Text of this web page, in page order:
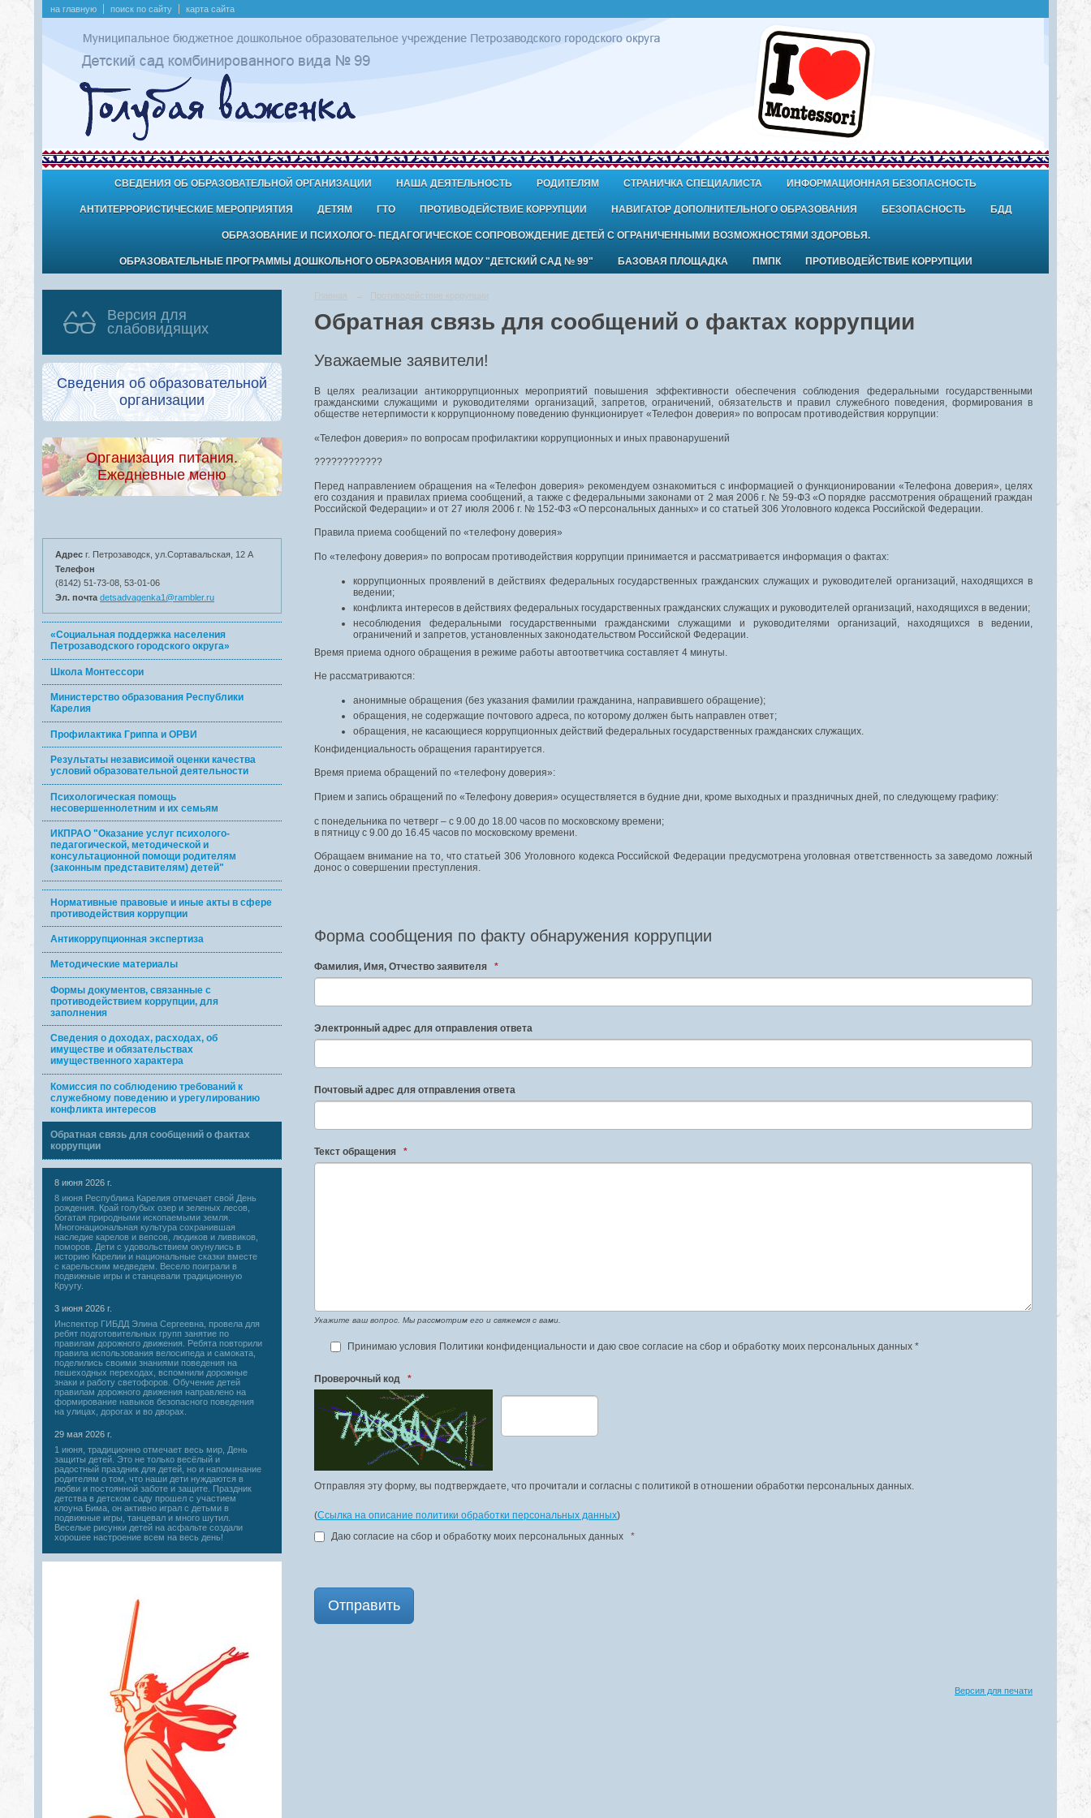
на главную поиск по сайту карта сайта
СВЕДЕНИЯ ОБ ОБРАЗОВАТЕЛЬНОЙ ОРГАНИЗАЦИИ НАША ДЕЯТЕЛЬНОСТЬ РОДИТЕЛЯМ СТРАНИЧКА СПЕЦИАЛИСТА ИНФОРМАЦИОННАЯ БЕЗОПАСНОСТЬ
АНТИТЕРРОРИСТИЧЕСКИЕ МЕРОПРИЯТИЯ ДЕТЯМ ГТО ПРОТИВОДЕЙСТВИЕ КОРРУПЦИИ НАВИГАТОР ДОПОЛНИТЕЛЬНОГО ОБРАЗОВАНИЯ БЕЗОПАСНОСТЬ БДД
ОБРАЗОВАНИЕ И ПСИХОЛОГО- ПЕДАГОГИЧЕСКОЕ СОПРОВОЖДЕНИЕ ДЕТЕЙ С ОГРАНИЧЕННЫМИ ВОЗМОЖНОСТЯМИ ЗДОРОВЬЯ.
ОБРАЗОВАТЕЛЬНЫЕ ПРОГРАММЫ ДОШКОЛЬНОГО ОБРАЗОВАНИЯ МДОУ "ДЕТСКИЙ САД № 99" БАЗОВАЯ ПЛОЩАДКА ПМПК ПРОТИВОДЕЙСТВИЕ КОРРУПЦИИ
Версия для
слабовидящих
Сведения об образовательной
организации
Организация питания.
Ежедневные меню
Адрес г. Петрозаводск, ул.Сортавальская, 12 А
Телефон
(8142) 51-73-08, 53-01-06
Эл. почта detsadvagenka1@rambler.ru
«Социальная поддержка населения
Петрозаводского городского округа»
Школа Монтессори
Министерство образования Республики
Карелия
Профилактика Гриппа и ОРВИ
Результаты независимой оценки качества
условий образовательной деятельности
Психологическая помощь
несовершеннолетним и их семьям
ИКПРАО "Оказание услуг психолого-
педагогической, методической и
консультационной помощи родителям
(законным представителям) детей"
Нормативные правовые и иные акты в сфере
противодействия коррупции
Антикоррупционная экспертиза
Методические материалы
Формы документов, связанные с
противодействием коррупции, для
заполнения
Сведения о доходах, расходах, об
имуществе и обязательствах
имущественного характера
Комиссия по соблюдению требований к
служебному поведению и урегулированию
конфликта интересов
Обратная связь для сообщений о фактах
коррупции
8 июня 2026 г.
8 июня Республика Карелия отмечает свой День
рождения. Край голубых озер и зеленых лесов,
богатая природными ископаемыми земля.
Многонациональная культура сохранившая
наследие карелов и вепсов, людиков и ливвиков,
поморов. Дети с удовольствием окунулись в
историю Карелии и национальные сказки вместе
с карельским медведем. Весело поиграли в
подвижные игры и станцевали традиционную
Круугу.
3 июня 2026 г.
Инспектор ГИБДД Элина Сергеевна, провела для
ребят подготовительных групп занятие по
правилам дорожного движения. Ребята повторили
правила использования велосипеда и самоката,
поделились своими знаниями поведения на
пешеходных переходах, вспомнили дорожные
знаки и работу светофоров. Обучение детей
правилам дорожного движения направлено на
формирование навыков безопасного поведения
на улицах, дорогах и во дворах.
29 мая 2026 г.
1 июня, традиционно отмечает весь мир, День
защиты детей. Это не только весёлый и
радостный праздник для детей, но и напоминание
родителям о том, что наши дети нуждаются в
любви и постоянной заботе и защите. Праздник
детства в детском саду прошел с участием
клоуна Бима, он активно играл с детьми в
подвижные игры, танцевал и много шутил.
Веселые рисунки детей на асфальте создали
хорошее настроение всем на весь день!
Главная → Противодействие коррупции
Обратная связь для сообщений о фактах коррупции
Уважаемые заявители!
В целях реализации антикоррупционных мероприятий повышения эффективности обеспечения соблюдения федеральными государственными
гражданскими служащими и руководителями организаций, запретов, ограничений, обязательств и правил служебного поведения, формирования в
обществе нетерпимости к коррупционному поведению функционирует «Телефон доверия» по вопросам противодействия коррупции:
«Телефон доверия» по вопросам профилактики коррупционных и иных правонарушений
????????????
Перед направлением обращения на «Телефон доверия» рекомендуем ознакомиться с информацией о функционировании «Телефона доверия», целях
его создания и правилах приема сообщений, а также с федеральными законами от 2 мая 2006 г. № 59-ФЗ «О порядке рассмотрения обращений граждан
Российской Федерации» и от 27 июля 2006 г. № 152-ФЗ «О персональных данных» и со статьей 306 Уголовного кодекса Российской Федерации.
Правила приема сообщений по «телефону доверия»
По «телефону доверия» по вопросам противодействия коррупции принимается и рассматривается информация о фактах:
коррупционных проявлений в действиях федеральных государственных гражданских служащих и руководителей организаций, находящихся в
ведении;
конфликта интересов в действиях федеральных государственных гражданских служащих и руководителей организаций, находящихся в ведении;
несоблюдения федеральными государственными гражданскими служащими и руководителями организаций, находящихся в ведении,
ограничений и запретов, установленных законодательством Российской Федерации.
Время приема одного обращения в режиме работы автоответчика составляет 4 минуты.
Не рассматриваются:
анонимные обращения (без указания фамилии гражданина, направившего обращение);
обращения, не содержащие почтового адреса, по которому должен быть направлен ответ;
обращения, не касающиеся коррупционных действий федеральных государственных гражданских служащих.
Конфиденциальность обращения гарантируется.
Время приема обращений по «телефону доверия»:
Прием и запись обращений по «Телефону доверия» осуществляется в будние дни, кроме выходных и праздничных дней, по следующему графику:
с понедельника по четверг – с 9.00 до 18.00 часов по московскому времени;
в пятницу с 9.00 до 16.45 часов по московскому времени.
Обращаем внимание на то, что статьей 306 Уголовного кодекса Российской Федерации предусмотрена уголовная ответственность за заведомо ложный
донос о совершении преступления.
Форма сообщения по факту обнаружения коррупции
Фамилия, Имя, Отчество заявителя *
Электронный адрес для отправления ответа
Почтовый адрес для отправления ответа
Текст обращения *
Укажите ваш вопрос. Мы рассмотрим его и свяжемся с вами.
Принимаю условия Политики конфиденциальности и даю свое согласие на сбор и обработку моих персональных данных *
Проверочный код *
Отправляя эту форму, вы подтверждаете, что прочитали и согласны с политикой в отношении обработки персональных данных.
(Ссылка на описание политики обработки персональных данных)
Даю согласие на сбор и обработку моих персональных данных
*
Отправить
Версия для печати